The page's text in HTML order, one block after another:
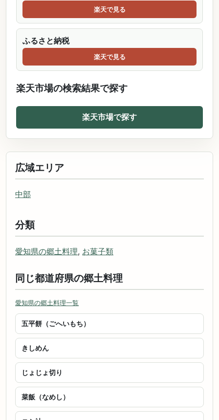
楽天で見る
ふるさと納税
楽天で見る
楽天市場の検索結果で探す
楽天市場で探す
広域エリア
中部
分類
愛知県の郷土料理, お菓子類
同じ都道府県の郷土料理
愛知県の郷土料理一覧
五平餅（ごへいもち）
きしめん
じょじょ切り
菜飯（なめし）